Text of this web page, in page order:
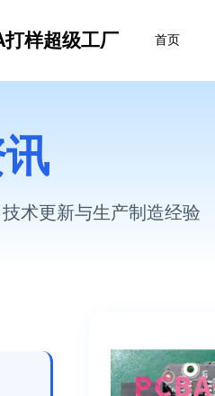
样超级工厂 首页
术更新与生产制造经验